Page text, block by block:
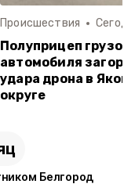
Происшествия
Полуприцеп
автомобиля
удара дрона в
округе
Белгород